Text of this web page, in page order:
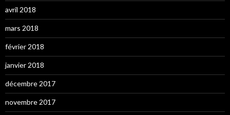
avril 2018
mars 2018
février 2018
janvier 2018
décembre 2017
novembre 2017